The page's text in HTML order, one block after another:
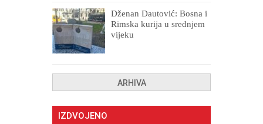
Dženan Dautović: Bosna i
Rimska kurija u srednjem
vijeku
ARHIVA
IZDVOJENO